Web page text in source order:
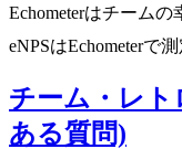
Echometerはチーム
eNPSはEchometerで
チーム・レト
ある質問)